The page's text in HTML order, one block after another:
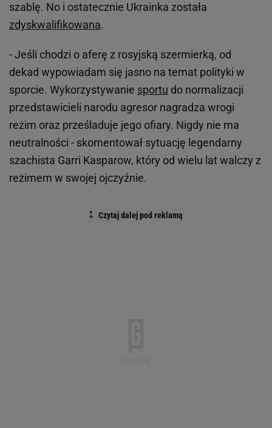
szablę. No i ostatecznie Ukrainka została
zdyskwalifikowana.
- Jeśli chodzi o aferę z rosyjską szermierką, od
dekad wypowiadam się jasno na temat polityki w
sporcie. Wykorzystywanie sportu do normalizacji
przedstawicieli narodu agresor nagradza wrogi
reżim oraz prześladuje jego ofiary. Nigdy nie ma
neutralności - skomentował sytuację legendarny
szachista Garri Kasparow, który od wielu lat walczy z
reżimem w swojej ojczyźnie.